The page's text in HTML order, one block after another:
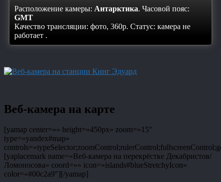
Расположение камеры: Антарктика. Часовой пояс:
GMT
Качество трансляции: фото, 360p. Статус: камера не
работает .
Веб-камера на карте
[yamap center=»» height=»450px» zoom=»15″
type=»yandex#map»
[yaplacemark name=»Веб-камера на перекрёстке Декабристов/
Ломоносова» coord=»» icon=»islands#blueStretchyIcon»
color=»#00c2a9″][/yamap]